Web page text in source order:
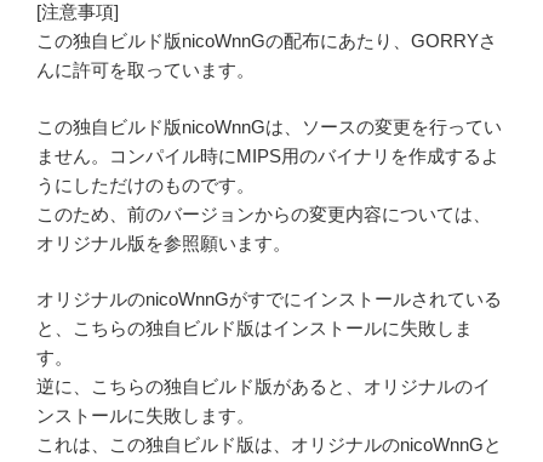
[注意事項]
この独自ビルド版nicoWnnGの配布にあたり、GORRYさ
んに許可を取っています。
この独自ビルド版nicoWnnGは、ソースの変更を行ってい
ません。コンパイル時にMIPS用のバイナリを作成するよ
うにしただけのものです。
このため、前のバージョンからの変更内容については、
オリジナル版を参照願います。
オリジナルのnicoWnnGがすでにインストールされている
と、こちらの独自ビルド版はインストールに失敗しま
す。
逆に、こちらの独自ビルド版があると、オリジナルのイ
ンストールに失敗します。
これは、この独自ビルド版は、オリジナルのnicoWnnGと